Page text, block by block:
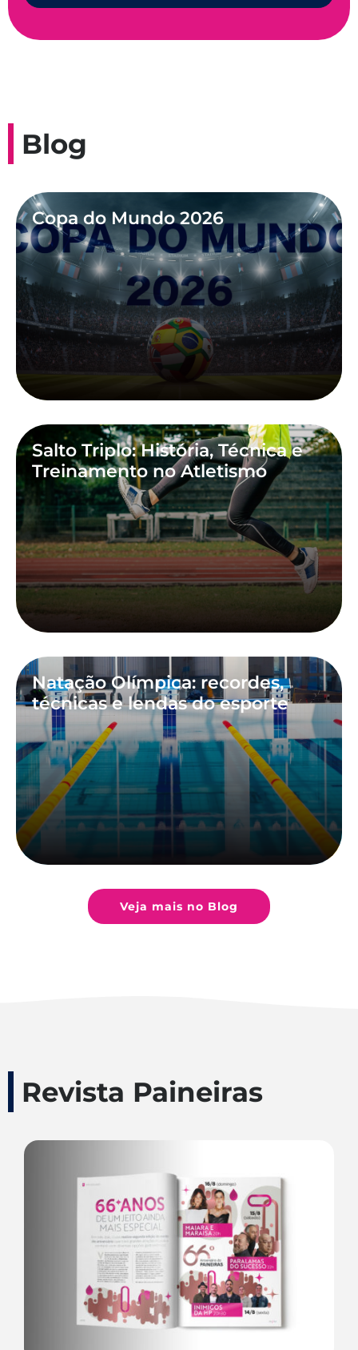
Blog
Copa do Mundo 2026
Salto Triplo: História, Técnica e
Treinamento no Atletismo
Natação Olímpica: recordes,
técnicas e lendas do esporte
Veja mais no Blog
Revista Paineiras